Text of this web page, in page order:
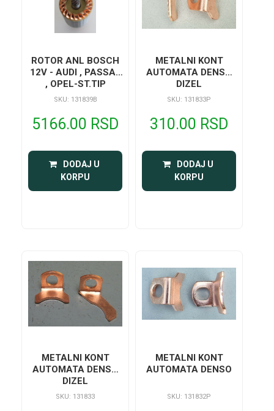
ROTOR ANL BOSCH
12V - AUDI , PASSAT
, OPEL-ST.TIP
SKU: 131839B
5166.00 RSD
DODAJ U
KORPU
METALNI KONT
AUTOMATA DENSO
DIZEL
SKU: 131833P
310.00 RSD
DODAJ U
KORPU
METALNI KONT
AUTOMATA DENSO
DIZEL
SKU: 131833
METALNI KONT
AUTOMATA DENSO
SKU: 131832P